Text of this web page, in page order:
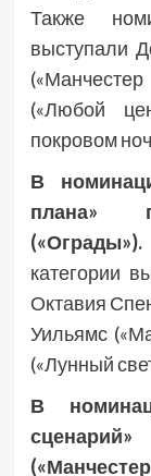
Также
выступали
(«Любой
покровом
В
плана»
(«Ограды»).
категории
Октавия
Уильямс
(«Лунный
В